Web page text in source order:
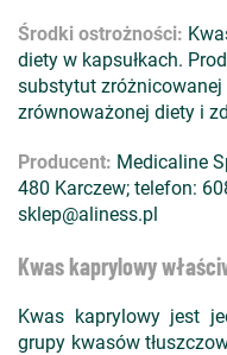
Środki ostrożności:
diety w kapsułkach.
substytut
zrównoważonej diety i
Producent: Medicaline
480 Karczew; telefon:
sklep@aliness.pl
Kwas kaprylowy
Kwas kaprylowy jest
grupy kwasów